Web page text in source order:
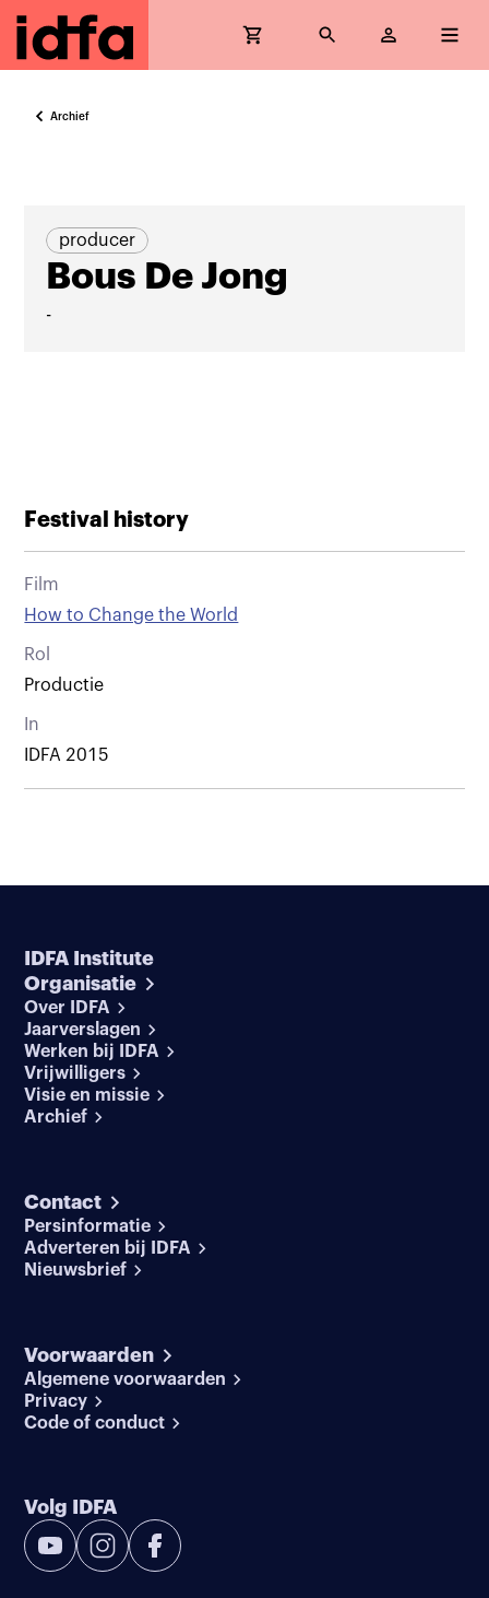
Archief
producer
Bous De Jong
-
Festival history
Film
How to Change the World
Rol
Productie
In
IDFA 2015
IDFA Institute
Organisatie
Over IDFA
Jaarverslagen
Werken bij IDFA
Vrijwilligers
Visie en missie
Archief
Contact
Persinformatie
Adverteren bij IDFA
Nieuwsbrief
Voorwaarden
Algemene voorwaarden
Privacy
Code of conduct
Volg IDFA